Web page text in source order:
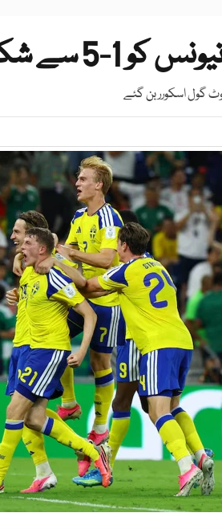
شکست دے دی
گول اسکورر بن گئے